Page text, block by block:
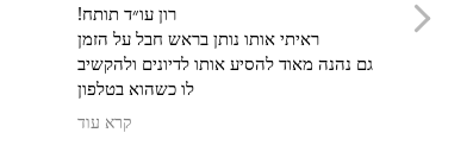
רון עו״ד תותח!
ראיתי אותו נותן בראש חבל על הזמן
גם נהנה מאוד להסיע אותו לדיונים ולהקשיב
לו כשהוא בטלפון
ממליץ מאוד
קרא עוד